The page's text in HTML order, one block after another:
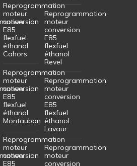
Reprogrammation
moteur
conversion
E85
flexfuel
éthanol
Cahors
Reprogrammation
moteur
conversion
E85
flexfuel
éthanol
Montauban
Reprogrammation
moteur
conversion
E85
Reprogrammation
moteur
conversion
E85
flexfuel
éthanol
Revel
Reprogrammation
moteur
conversion
E85
flexfuel
éthanol
Lavaur
Reprogrammation
moteur
conversion